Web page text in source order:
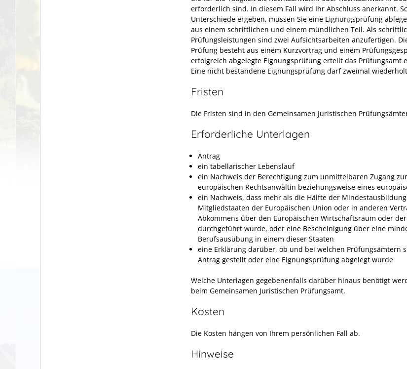
erforderlich sind. In diesem Fall wird Ihr Abschluss anerkannt.
Unterschiede ergeben, müssen Sie eine Eignungsprüfung
aus einem schriftlichen und einem mündlichen Teil. Als
Prüfungsleistungen sind zwei Aufsichtsarbeiten anzufertigen.
Prüfung besteht aus einem Kurzvortrag und einem
erfolgreich abgelegte Eignungsprüfung erteilt das Prüfungsamt
Eine nicht bestandene Eignungsprüfung darf zweimal
Fristen
Die Fristen sind in den Gemeinsamen Juristischen
Erforderliche Unterlagen
Antrag
ein tabellarischer Lebenslauf
ein Nachweis der Berechtigung zum unmittelbaren Zugang
europäischen Rechtsanwältin beziehungsweise eines
ein Nachweis, dass mehr als die Hälfte der
Mitgliedstaaten der Europäischen Union oder in anderen
Abkommens über den Europäischen Wirtschaftsraum oder der
durchgeführt wurde, oder eine Bescheinigung über eine
Berufsausübung in einem dieser Staaten
eine Erklärung darüber, ob und bei welchen Prüfungsämtern
Antrag gestellt oder eine Eignungsprüfung abgelegt wurde
Welche Unterlagen gegebenenfalls darüber hinaus benötigt
beim Gemeinsamen Juristischen Prüfungsamt.
Kosten
Die Kosten hängen von Ihrem persönlichen Fall ab.
Hinweise